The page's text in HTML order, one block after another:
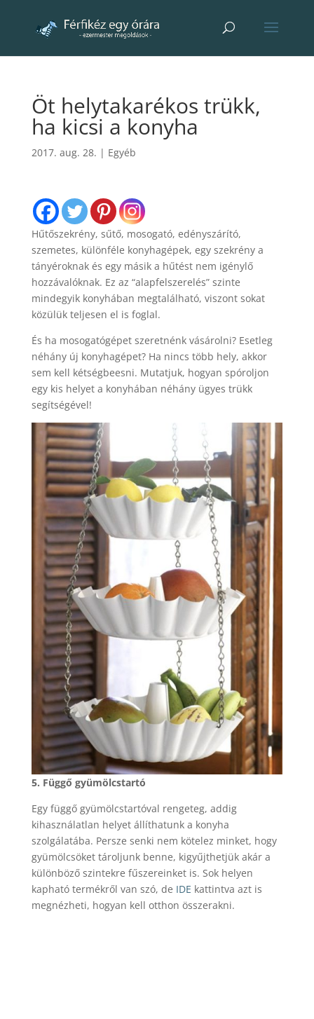
Öt helytakarékos trükk,
ha kicsi a konyha
2017. aug. 28. | Egyéb
Hűtőszekrény, sűtő, mosogató, edényszárító,
szemetes, különféle konyhagépek, egy szekrény a
tányéroknak és egy másik a hűtést nem igénylő
hozzávalóknak. Ez az “alapfelszerelés” szinte
mindegyik konyhában megtalálható, viszont sokat
közülük teljesen el is foglal.
És ha mosogatógépet szeretnénk vásárolni? Esetleg
néhány új konyhagépet? Ha nincs több hely, akkor
sem kell kétségbeesni. Mutatjuk, hogyan spóroljon
egy kis helyet a konyhában néhány ügyes trükk
segítségével!
5. Függő gyümölcstartó
Egy függő gyümölcstartóval rengeteg, addig
kihasználatlan helyet állíthatunk a konyha
szolgálatába. Persze senki nem kötelez minket, hogy
gyümölcsöket tároljunk benne, kigyűjthetjük akár a
különböző szintekre fűszereinket is. Sok helyen
kapható termékről van szó, de IDE kattintva azt is
megnézheti, hogyan kell otthon összerakni.